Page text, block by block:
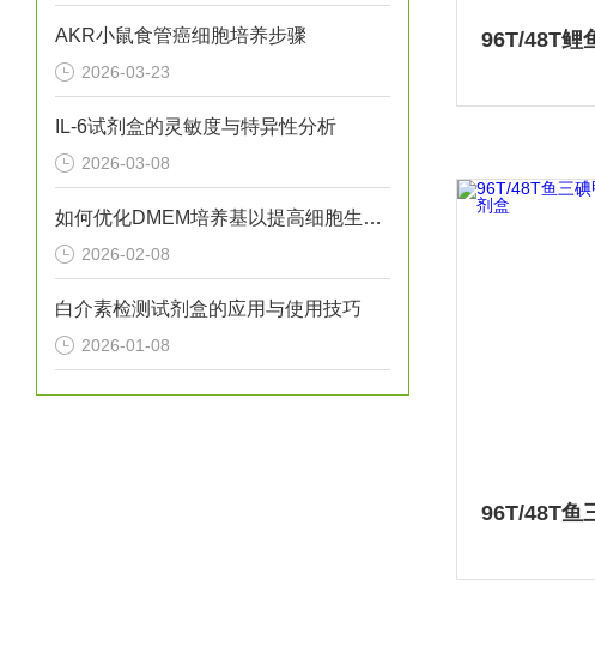
AKR小鼠食管癌细胞培养步骤
2026-03-23
IL-6试剂盒的灵敏度与特异性分析
2026-03-08
如何优化DMEM培养基以提高细胞生长？
2026-02-08
白介素检测试剂盒的应用与使用技巧
2026-01-08